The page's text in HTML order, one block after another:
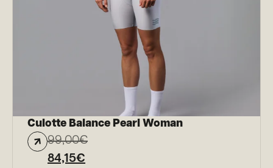
Culotte Balance Pearl Woman
99,00€
84,15€